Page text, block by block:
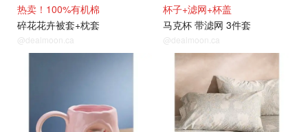
热卖！100%有机棉
碎花花卉被套+枕套
@dealmoon.ca
杯子+滤网+杯盖
马克杯 带滤网 3件套
@dealmoon.ca